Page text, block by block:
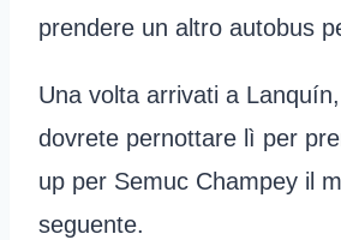
prendere un altro autobus
Una volta arrivati a
dovrete pernottare lì per
up per Semuc Champey il
seguente.